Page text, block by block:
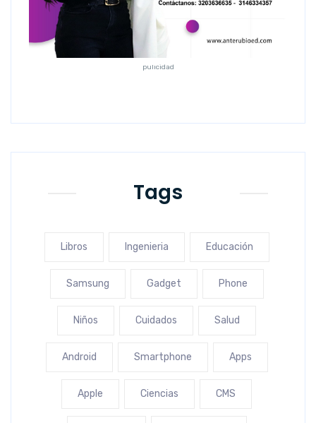
pulicidad
Tags
Libros Ingenieria Educación
Samsung Gadget Phone
Niños Cuidados Salud
Android Smartphone Apps
Apple Ciencias CMS